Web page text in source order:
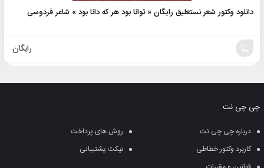
دانلود وکتور شعر نستعلیق رایگان « توانا بود هر که دانا بود » شاعر فردوسی
رایگان
سبد
چی چی نت
درباره چی چی نت
روش های پرداخت
کاربرد وکتور خطاطی
تیکت پشتیبانی